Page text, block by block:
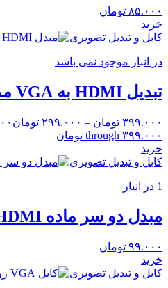
۸۵.۰۰۰ تومان
خرید
کابل و تبدیل تصویری
در انبار موجود نمی باشد
تبدیل HDMI به VGA مدل HD-Conversion
۳۹۹.۰۰۰ تومان – ۲۹۹.۰۰۰ تومان
through ۳۹۹.۰۰۰ تومان
خرید
کابل و تبدیل تصویری
1 در انبار
مبدل دو سر ماده HDMI به HDMI مدل F
۹۹.۰۰۰ تومان
خرید
کابل و تبدیل تصویری